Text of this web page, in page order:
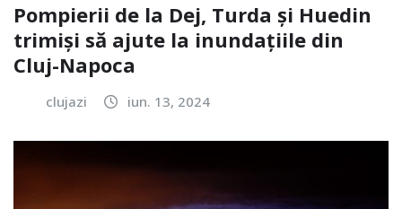
Pompierii de la Dej, Turda și Huedin
trimiși să ajute la inundațiile din
Cluj-Napoca
clujazi iun. 13, 2024